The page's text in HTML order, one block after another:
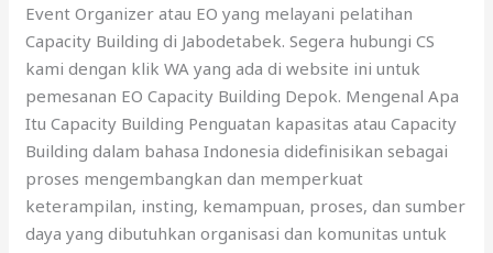
Event Organizer atau EO yang melayani pelatihan
Capacity Building di Jabodetabek. Segera hubungi CS
kami dengan klik WA yang ada di website ini untuk
pemesanan EO Capacity Building Depok. Mengenal Apa
Itu Capacity Building Penguatan kapasitas atau Capacity
Building dalam bahasa Indonesia didefinisikan sebagai
proses mengembangkan dan memperkuat
keterampilan, insting, kemampuan, proses, dan sumber
daya yang dibutuhkan organisasi dan komunitas untuk